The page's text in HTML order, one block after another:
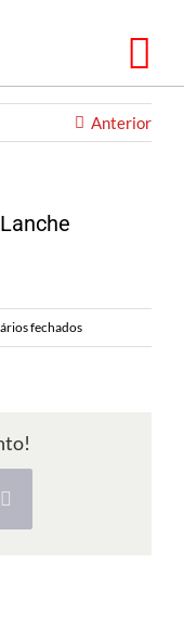
Anterior
fechadosem
Caminhada
Pinterest